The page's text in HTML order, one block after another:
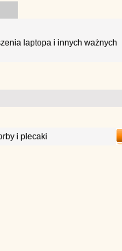
laptopa i innych ważnych
i plecaki